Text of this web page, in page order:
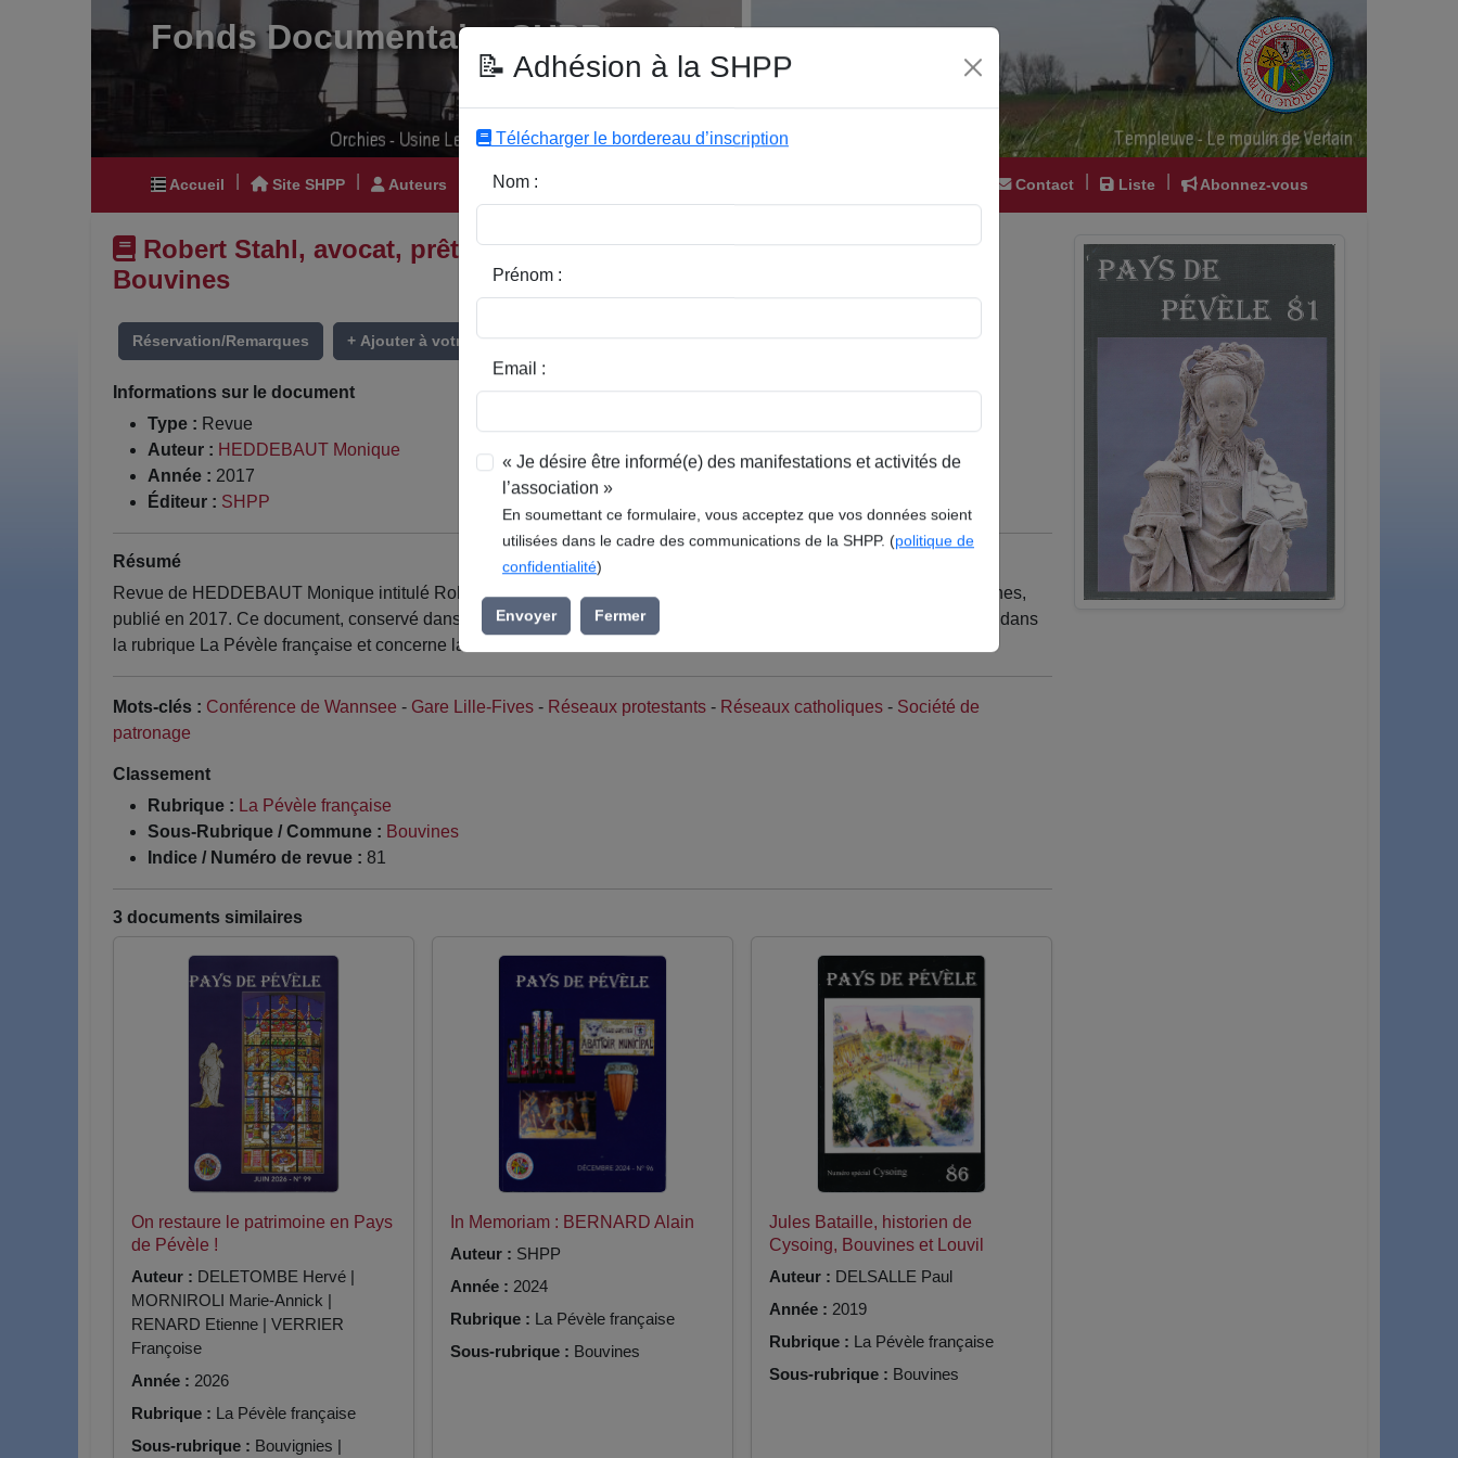
Fonds Documentaire SHPP
Accueil Site SHPP Auteurs Editeurs Contact Liste Abonnez-vous
Robert Stahl, avocat, prêtre, résistant et l'orphelinat Saint-Pierre de
Bouvines
Réservation/Remarques + Ajouter à votre liste
Informations sur le document
Type : Revue
Auteur : HEDDEBAUT Monique
Année : 2017
Éditeur : SHPP
Résumé
Revue de HEDDEBAUT Monique intitulé Robert Stahl, avocat, prêtre, résistant et l'orphelinat Saint-Pierre de Bouvines,
publié en 2017. Ce document, conservé dans le fonds de la Société Historique du Pays de Pévèle (SHPP), s’inscrit dans
la rubrique La Pévèle française et concerne la commune de Bouvines.
Mots-clés : Conférence de Wannsee - Gare Lille-Fives - Réseaux protestants - Réseaux catholiques - Société de
patronage
Classement
Rubrique : La Pévèle française
Sous-Rubrique / Commune : Bouvines
Indice / Numéro de revue : 81
3 documents similaires
On restaure le patrimoine en Pays
de Pévèle !
Auteur : DELETOMBE Hervé |
MORNIROLI Marie-Annick |
RENARD Etienne | VERRIER
Françoise
Année : 2026
Rubrique : La Pévèle française
Sous-rubrique : Bouvignies |
In Memoriam : BERNARD Alain
Auteur : SHPP
Année : 2024
Rubrique : La Pévèle française
Sous-rubrique : Bouvines
Jules Bataille, historien de
Cysoing, Bouvines et Louvil
Auteur : DELSALLE Paul
Année : 2019
Rubrique : La Pévèle française
Sous-rubrique : Bouvines
📝 Adhésion à la SHPP
Télécharger le bordereau d’inscription
Nom :
Prénom :
Email :
« Je désire être informé(e) des manifestations et activités de
l’association »
En soumettant ce formulaire, vous acceptez que vos données soient
utilisées dans le cadre des communications de la SHPP. (politique de
confidentialité)
Envoyer Fermer